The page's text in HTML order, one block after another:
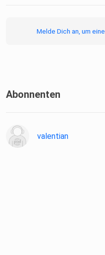
Melde Dich an, um
Abonnenten
valentian